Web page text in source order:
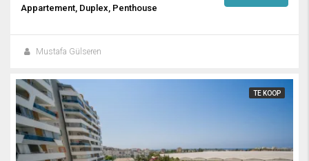
Appartement, Duplex, Penthouse
Mustafa Gülseren
TE KOOP